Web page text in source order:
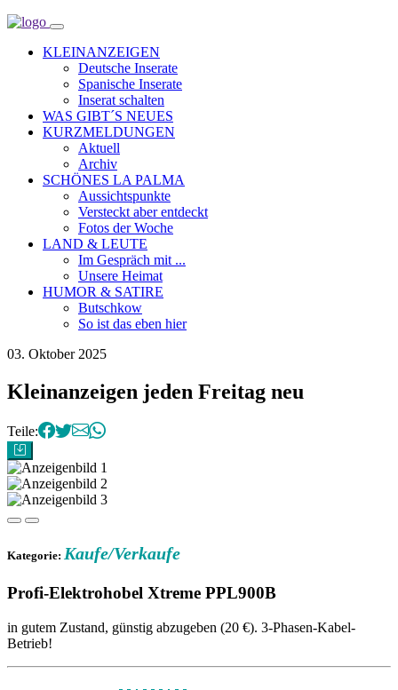
KLEINANZEIGEN
Deutsche Inserate
Spanische Inserate
Inserat schalten
WAS GIBT´S NEUES
KURZMELDUNGEN
Aktuell
Archiv
SCHÖNES LA PALMA
Aussichtspunkte
Versteckt aber entdeckt
Fotos der Woche
LAND & LEUTE
Im Gespräch mit ...
Unsere Heimat
HUMOR & SATIRE
Butschkow
So ist das eben hier
03. Oktober 2025
Correo del Valle -
Kleinanzeigen jeden Freitag neu
Teile:
Kategorie: Kaufe/Verkaufe
Profi-Elektrohobel Xtreme PPL900B
in gutem Zustand, günstig abzugeben (20 €). 3-Phasen-Kabel-
Betrieb!